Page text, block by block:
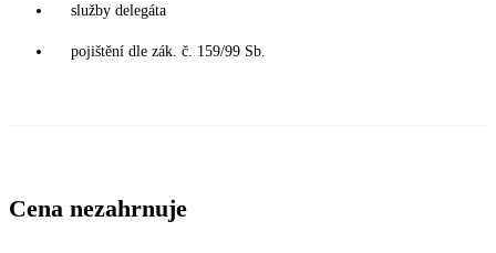
služby delegáta
pojištění dle zák. č. 159/99 Sb.
Cena nezahrnuje